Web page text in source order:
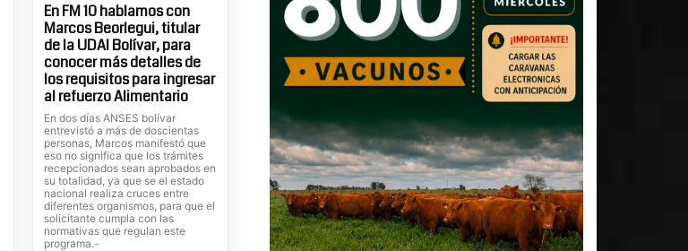
En FM 10 hablamos con
Marcos Beorlegui, titular
de la UDAI Bolívar, para
conocer más detalles de
los requisitos para ingresar
al refuerzo Alimentario
En dos días ANSES bolívar
entrevistó a más de doscientas
personas, Marcos manifestó que
eso no significa que los trámites
recepcionados sean aprobados en
su totalidad, ya que se el estado
nacional realiza cruces entre
diferentes organismos, para que el
solicitante cumpla con las
normativas que regulan este
programa.-